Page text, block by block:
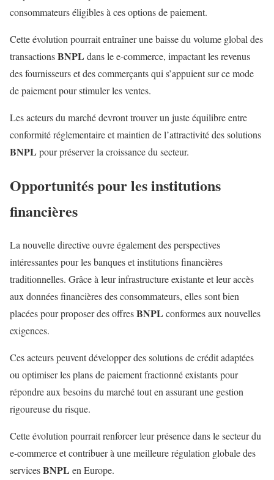
consommateurs éligibles à ces options de paiement.
Cette évolution pourrait entraîner une baisse du volume global des
transactionsBNPL dans le e-commerce, impactant les revenus
des fournisseurs et des commerçants qui s’appuient sur ce mode
de paiement pour stimuler les ventes.
Les acteurs du marché devront trouver un juste équilibre entre
conformité réglementaire et maintien de l’attractivité des solutions
BNPL pour préserver la croissance du secteur.
Opportunités pour les institutions
financières
La nouvelle directive ouvre également des perspectives
intéressantes pour les banques et institutions financières
traditionnelles. Grâce à leur infrastructure existante et leur accès
aux données financières des consommateurs, elles sont bien
placées pour proposer des offresBNPL conformes aux nouvelles
exigences.
Ces acteurs peuvent développer des solutions de crédit adaptées
ou optimiser les plans de paiement fractionné existants pour
répondre aux besoins du marché tout en assurant une gestion
rigoureuse du risque.
Cette évolution pourrait renforcer leur présence dans le secteur du
e-commerce et contribuer à une meilleure régulation globale des
servicesBNPL en Europe.